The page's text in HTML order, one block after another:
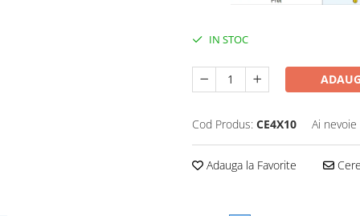
IN STOC
Cod Produs: CE4X10 Ai
Adauga la Favorite